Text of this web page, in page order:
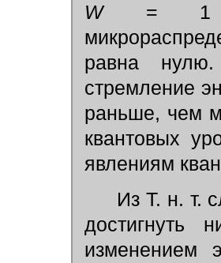
W= 1
равна
стремление
раньше, чем
квантовых
явлениям
Из Т. н. т.
достигнуть
изменением